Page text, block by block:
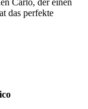
das perfekte